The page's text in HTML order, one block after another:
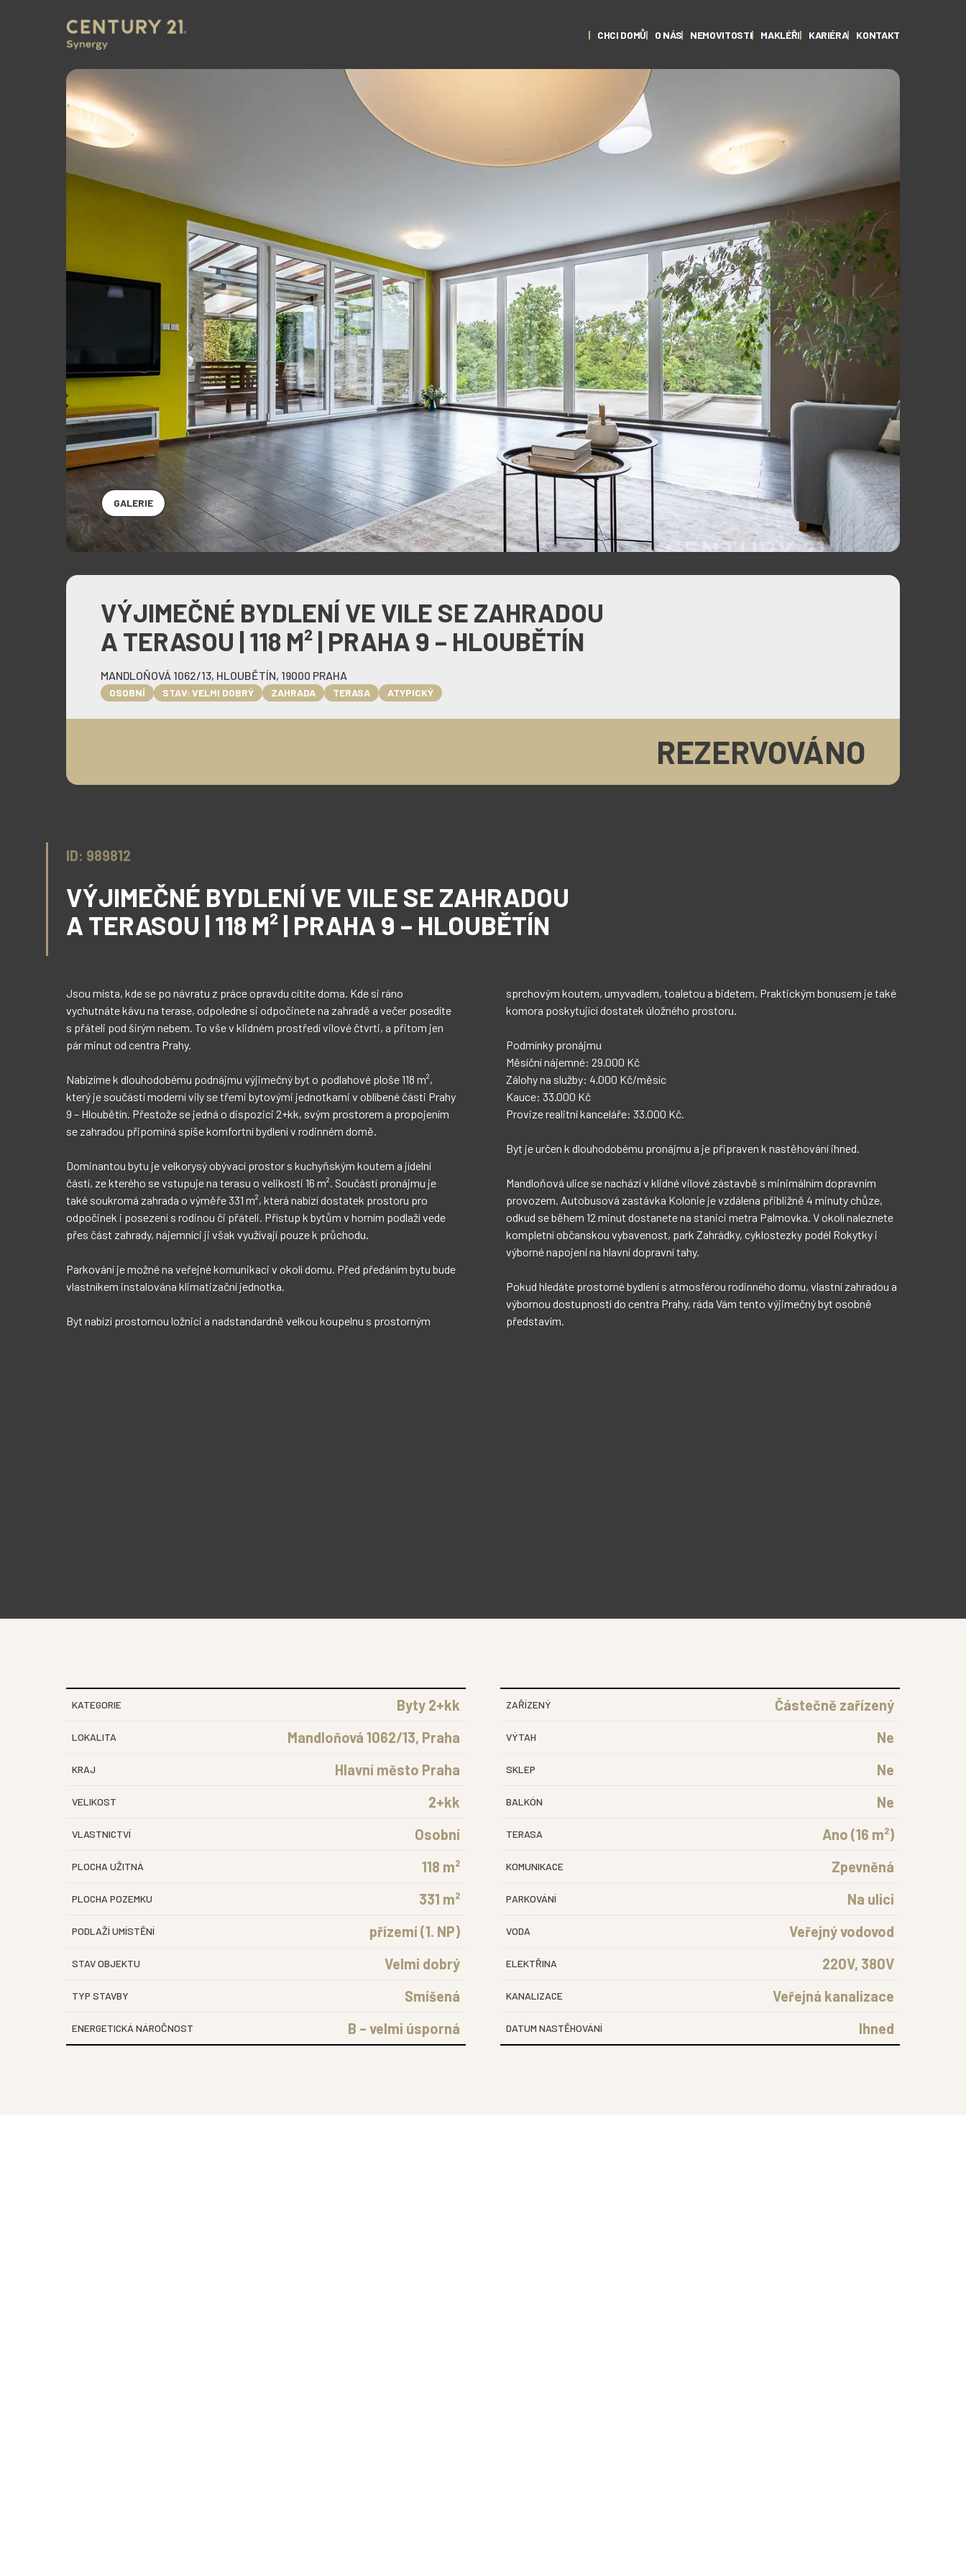
CHCI DOMŮ O NÁS NEMOVITOSTI MAKLÉŘI KARIÉRA KONTAKT
GALERIE
VÝJIMEČNÉ BYDLENÍ VE VILE SE ZAHRADOU
A TERASOU | 118 M² | PRAHA 9 – HLOUBĚTÍN
MANDLOŇOVÁ 1062/13, HLOUBĚTÍN, 19000 PRAHA
OSOBNÍ STAV: VELMI DOBRÝ ZAHRADA TERASA ATYPICKÝ
REZERVOVÁNO
ID: 989812
VÝJIMEČNÉ BYDLENÍ VE VILE SE ZAHRADOU
A TERASOU | 118 M² | PRAHA 9 – HLOUBĚTÍN
Jsou místa, kde se po návratu z práce opravdu cítíte doma. Kde si ráno
vychutnáte kávu na terase, odpoledne si odpočinete na zahradě a večer posedíte
s přáteli pod širým nebem. To vše v klidném prostředí vilové čtvrti, a přitom jen
pár minut od centra Prahy.
Nabízíme k dlouhodobému podnájmu výjimečný byt o podlahové ploše 118 m²,
který je součástí moderní vily se třemi bytovými jednotkami v oblíbené části Prahy
9 – Hloubětín. Přestože se jedná o dispozici 2+kk, svým prostorem a propojením
se zahradou připomíná spíše komfortní bydlení v rodinném domě.
Dominantou bytu je velkorysý obývací prostor s kuchyňským koutem a jídelní
částí, ze kterého se vstupuje na terasu o velikosti 16 m². Součástí pronájmu je
také soukromá zahrada o výměře 331 m², která nabízí dostatek prostoru pro
odpočinek i posezení s rodinou či přáteli. Přístup k bytům v horním podlaží vede
přes část zahrady, nájemníci ji však využívají pouze k průchodu.
Parkování je možné na veřejné komunikaci v okolí domu. Před předáním bytu bude
vlastníkem instalována klimatizační jednotka.
Byt nabízí prostornou ložnici a nadstandardně velkou koupelnu s prostorným
sprchovým koutem, umyvadlem, toaletou a bidetem. Praktickým bonusem je také
komora poskytující dostatek úložného prostoru.
Podmínky pronájmu
Zálohy na služby: 4.000 Kč/měsíc
Kauce: 33.000 Kč
Provize realitní kanceláře: 33.000 Kč.
Mandloňová ulice se nachází v klidné vilové zástavbě s minimálním dopravním
provozem. Autobusová zastávka Kolonie je vzdálena přibližně 4 minuty chůze,
odkud se během 12 minut dostanete na stanici metra Palmovka. V okolí naleznete
kompletní občanskou vybavenost, park Zahrádky, cyklostezky podél Rokytky i
Pokud hledáte prostorné bydlení s atmosférou rodinného domu, vlastní zahradou a
představím.
KATEGORIE Byty 2+kk
LOKALITA Mandloňová 1062/13, Praha
KRAJ Hlavní město Praha
VELIKOST 2+kk
VLASTNICTVÍ Osobní
PLOCHA UŽITNÁ 118 m²
PLOCHA POZEMKU 331 m²
PODLAŽÍ UMÍSTĚNÍ přízemí (1. NP)
STAV OBJEKTU Velmi dobrý
TYP STAVBY Smíšená
ENERGETICKÁ NÁROČNOST B – velmi úsporná
ZAŘÍZENÝ Částečně zařízený
VÝTAH Ne
SKLEP Ne
BALKÓN Ne
TERASA Ano (16 m²)
KOMUNIKACE Zpevněná
PARKOVÁNÍ Na ulici
VODA Veřejný vodovod
ELEKTŘINA 220V, 380V
KANALIZACE Veřejná kanalizace
DATUM NASTĚHOVÁNÍ Ihned